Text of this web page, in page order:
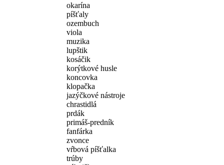
okarína
píšťaly
ozembuch
viola
muzika
lupštik
kosáčik
korýtkové husle
koncovka
klopačka
jazýčkové nástroje
chrastidlá
prdák
primáš-predník
fanfárka
zvonce
vŕbová píšťalka
trúby